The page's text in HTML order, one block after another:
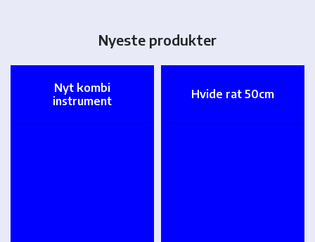
Nyeste produkter
Nyt kombi
instrument
Hvide rat 50cm